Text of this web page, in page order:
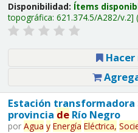
Disponibilidad: Ítems
topográfica: 621.374.5/A282/v.2
Hacer
Estación transformadora
provincia deRío Negro
por Agua y Energía Eléctrica,